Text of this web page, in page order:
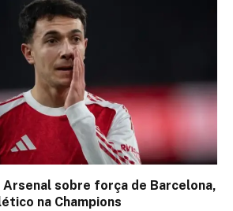
sobre força de Barcelona,
na Champions